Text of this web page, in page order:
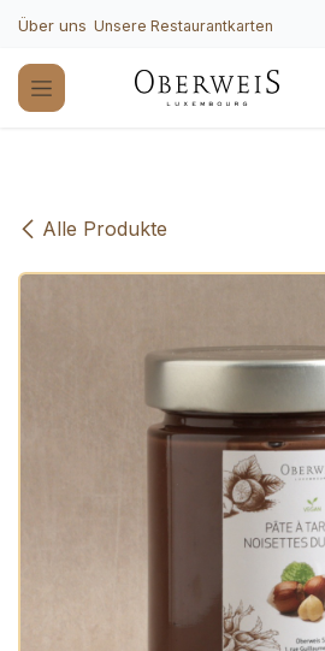
Zum Inhalt springen
Über uns Unsere Restaurantkarten
Alle Produkte